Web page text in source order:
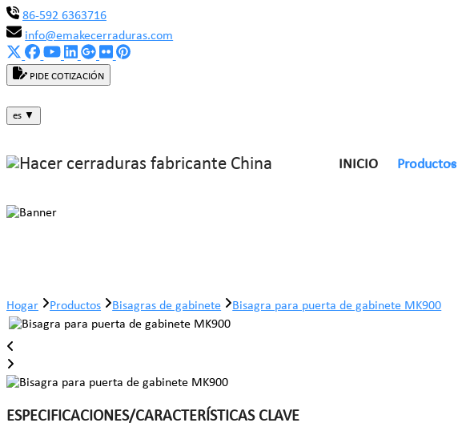
86-592 6363716
info@emakecerraduras.com
PIDE COTIZACIÓN
es ▼
INICIO Productos
Hogar Productos Bisagras de gabinete Bisagra para puerta de gabinete MK900
ESPECIFICACIONES/CARACTERÍSTICAS CLAVE